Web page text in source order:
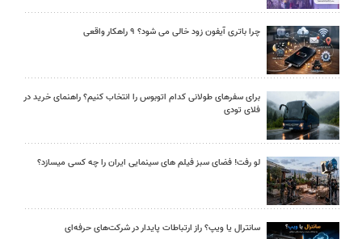
چرا باتری آیفون زود خالی می شود؟ ۹ راهکار واقعی
برای سفرهای طولانی کدام اتوبوس را انتخاب کنیم؟ راهنمای خرید در
فلای تودی
لو رفت! فضای سبز فیلم های سینمایی ایران را چه کسی میسازد؟
سانترال یا ویپ؟ راز ارتباطات پایدار در شرکت‌های حرفه‌ای